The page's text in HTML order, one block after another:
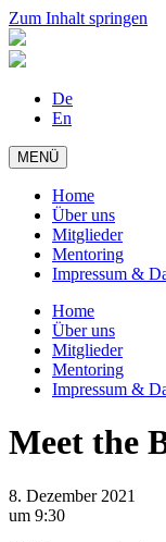
Zum Inhalt springen
De
En
MENÜ
Home
Über uns
Mitglieder
Mentoring
Impressum &
Home
Über uns
Mitglieder
Mentoring
Impressum &
Meet the
8. Dezember 2021
um 9:30